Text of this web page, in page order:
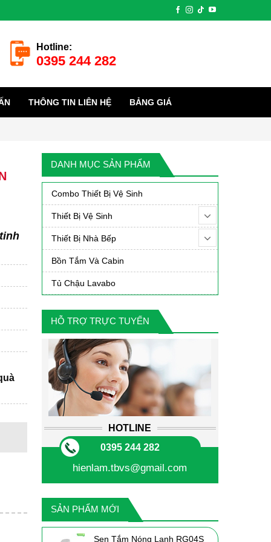
Hotline:
0395 244 282
THÔNG TIN LIÊN HỆ BẢNG GIÁ
DANH MỤC SẢN PHẨM
Combo Thiết Bị Vệ Sinh
Thiết Bị Vệ Sinh
Thiết Bị Nhà Bếp
Bồn Tắm Và Cabin
Tủ Chậu Lavabo
HỖ TRỢ TRỰC TUYẾN
HOTLINE
0395 244 282
hienlam.tbvs@gmail.com
SẢN PHẨM MỚI
Sen Tắm Nóng Lạnh RG04S